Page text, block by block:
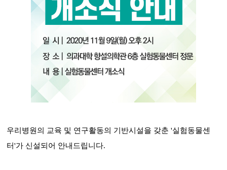
우리병원의 교육 및 연구활동의 기반시설을 갖춘 '실험동물센
터'가 신설되어 안내드립니다.